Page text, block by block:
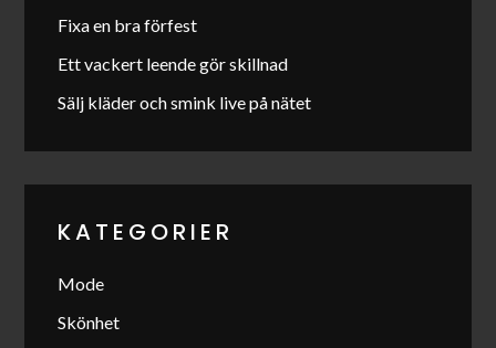
Fixa en bra förfest
Ett vackert leende gör skillnad
Sälj kläder och smink live på nätet
KATEGORIER
Mode
Skönhet